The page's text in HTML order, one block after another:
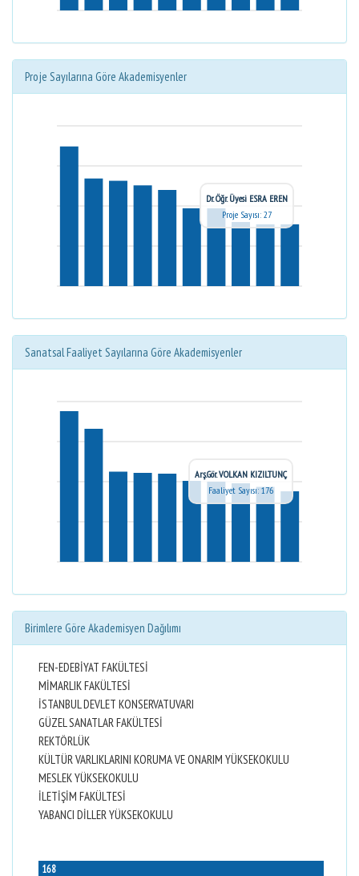
Proje Sayılarına Göre Akademisyenler
Dr. Öğr. Üyesi ESRA EREN
Proje Sayısı: 27
Sanatsal Faaliyet Sayılarına Göre Akademisyenler
Arş.Gör. VOLKAN KIZILTUNÇ
Faaliyet Sayısı: 176
Birimlere Göre Akademisyen Dağılımı
FEN-EDEBİYAT FAKÜLTESİ
MİMARLIK FAKÜLTESİ
İSTANBUL DEVLET KONSERVATUVARI
GÜZEL SANATLAR FAKÜLTESİ
REKTÖRLÜK
KÜLTÜR VARLIKLARINI KORUMA VE ONARIM YÜKSEKOKULU
MESLEK YÜKSEKOKULU
İLETİŞİM FAKÜLTESİ
YABANCI DİLLER YÜKSEKOKULU
168